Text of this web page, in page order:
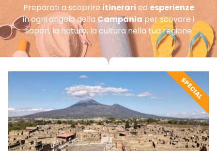
Preparati a scoprire itinerari edesperienze
in ogni angolo dellaCampania per scovare i
sapori, la natura, la cultura nella tua regione
SPECIAL